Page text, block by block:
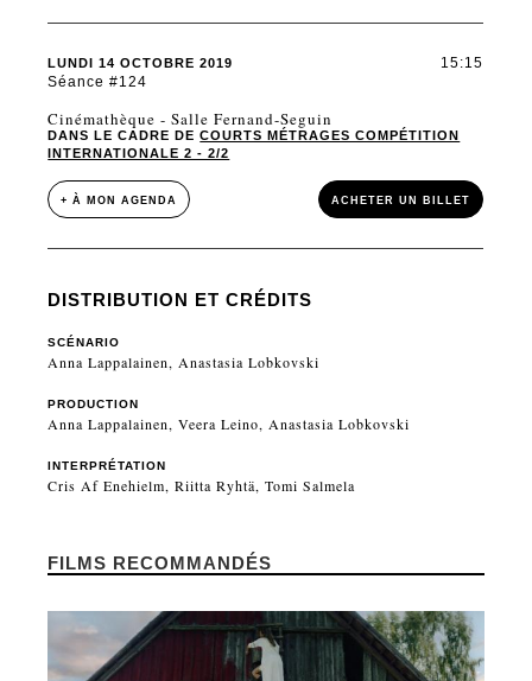
LUNDI 14 OCTOBRE 2019
Séance #124
15:15
Cinémathèque - Salle Fernand-Seguin
DANS LE CADRE DECOURTS MÉTRAGES COMPÉTITION
INTERNATIONALE 2 - 2/2
+ À MON AGENDA ACHETER UN BILLET
DISTRIBUTION ET CRÉDITS
SCÉNARIO
Anna Lappalainen, Anastasia Lobkovski
PRODUCTION
Anna Lappalainen, Veera Leino, Anastasia Lobkovski
INTERPRÉTATION
Cris Af Enehielm, Riitta Ryhtä, Tomi Salmela
FILMS RECOMMANDÉS